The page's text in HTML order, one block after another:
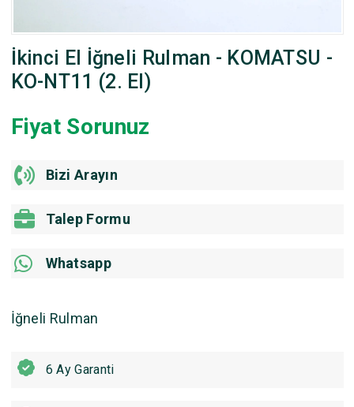
İkinci El İğneli Rulman - KOMATSU -
KO-NT11 (2. El)
Fiyat Sorunuz
Bizi Arayın
Talep Formu
Whatsapp
İğneli Rulman
6 Ay Garanti